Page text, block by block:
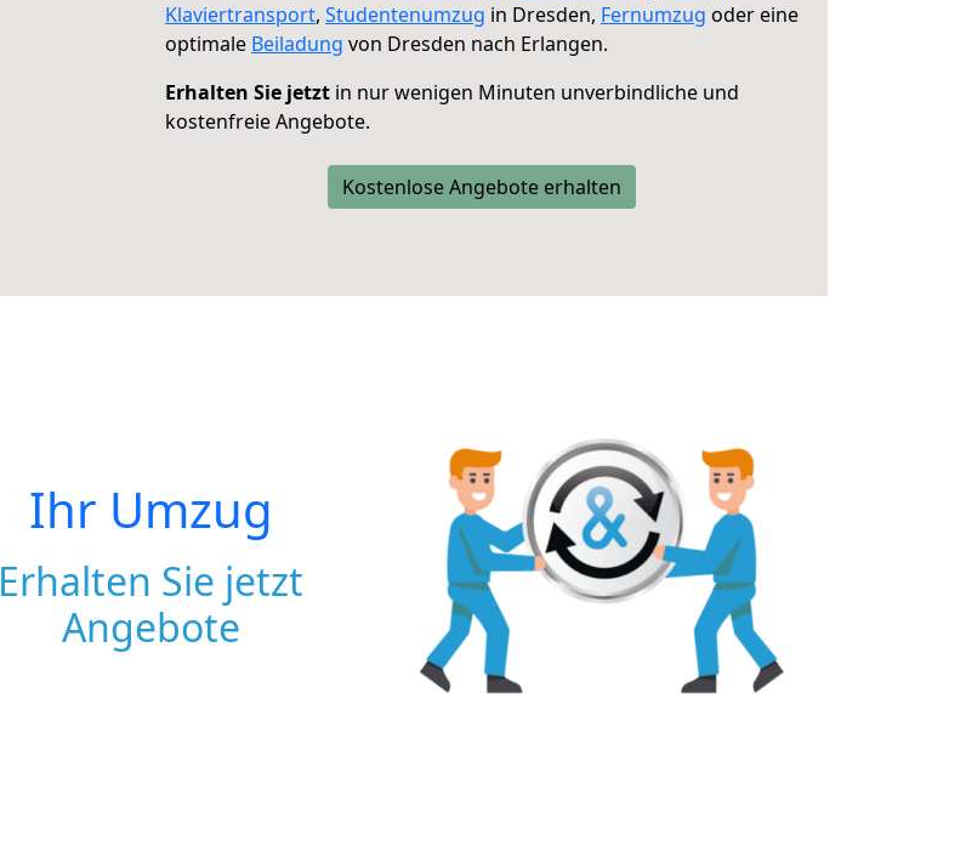
Klaviertransport, Studentenumzug in Dresden, Fernumzug oder eine
optimale Beiladung von Dresden nach Erlangen.
Erhalten Sie jetzt in nur wenigen Minuten unverbindliche und
kostenfreie Angebote.
Kostenlose Angebote erhalten
Ihr Umzug
Erhalten Sie jetzt
Angebote